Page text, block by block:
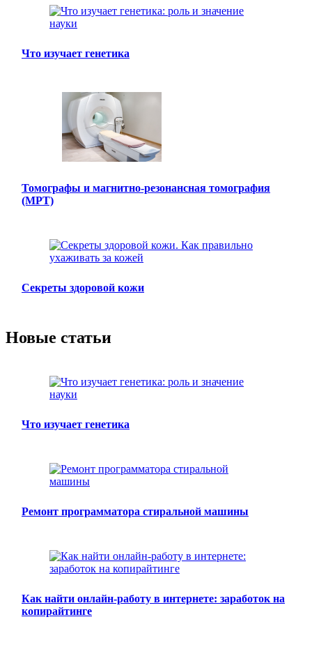
Что изучает генетика
Томографы и магнитно-резонансная томография
(МРТ)
Секреты здоровой кожи
Новые статьи
Что изучает генетика
Ремонт программатора стиральной машины
Как найти онлайн-работу в интернете: заработок на
копирайтинге